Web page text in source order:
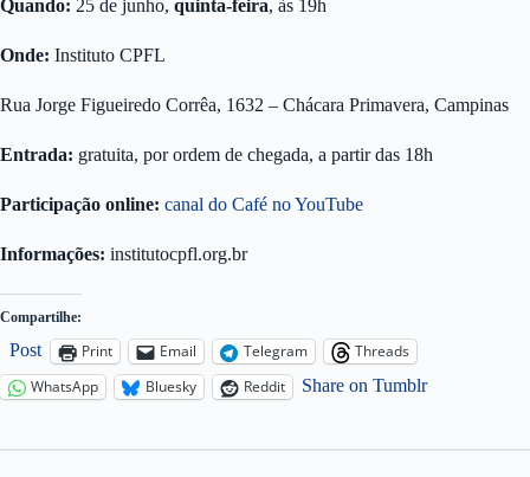
Quando: 25 de junho, quinta-feira, às 19h
Onde: Instituto CPFL
Rua Jorge Figueiredo Corrêa, 1632 – Chácara Primavera, Campinas
Entrada: gratuita, por ordem de chegada, a partir das 18h
Participação online: canal do Café no YouTube
Informações: institutocpfl.org.br
Compartilhe:
Post Print Email Telegram
Threads
WhatsApp
Bluesky Reddit Share on Tumblr